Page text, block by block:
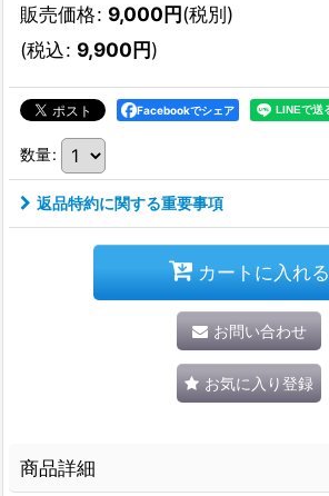
販売価格: 9,000円(税別)
(税込: 9,900円)
Facebookでシェア
数量:
返品特約に関する重要事項
カートに入れる
お問い合わせ
お気に入り登録
商品詳細